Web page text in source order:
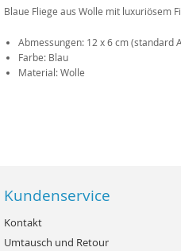
Blaue Fliege aus Wolle mit luxuriösem
Abmessungen: 12 x 6 cm (standard
Farbe: Blau
Material: Wolle
Kundenservice
Kontakt
Umtausch und Retour